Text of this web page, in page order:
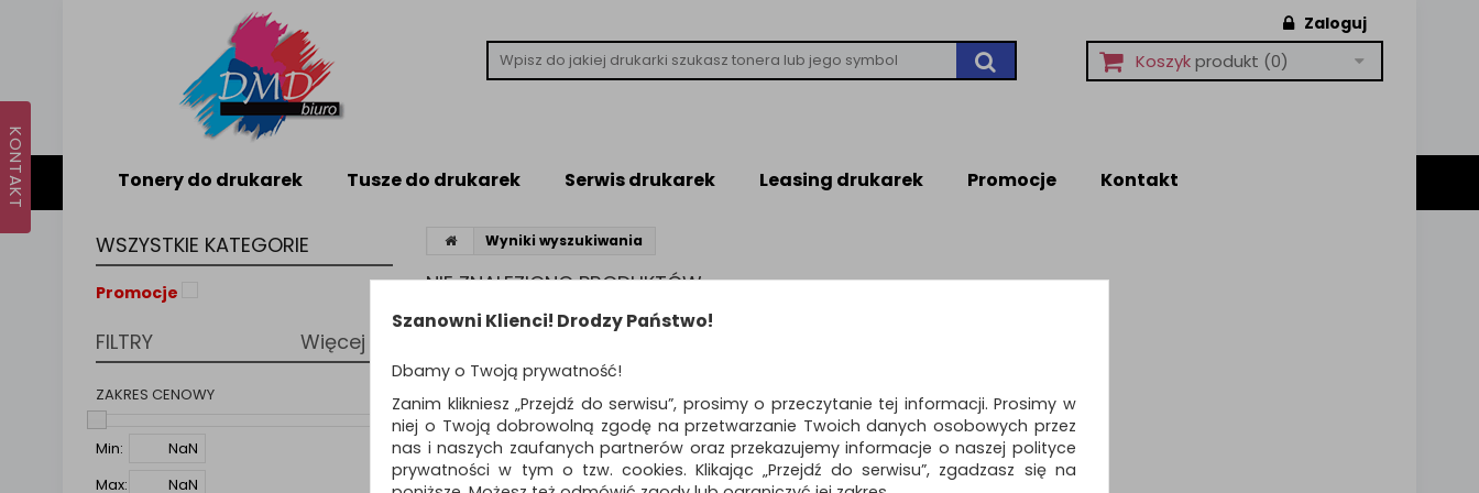
Zaloguj
Koszykprodukt (0)
Tonery do drukarek Tusze do drukarek Serwis drukarek Leasing drukarek Promocje Kontakt
WSZYSTKIE KATEGORIE
Promocje
FILTRY Więcej
ZAKRES CENOWY
Min:
Max:
Wyniki wyszukiwania
NIE ZNALEZIONO PRODUKTÓW
Nie odnaleziono produktów wg przyjętych kryteriów
Zmień kryteria wyszukiwania zaznaczając inne filtry i wyszukaj ponownie
Sprawdź, czy wszystkie słowa zostały poprawnie napisane.
Spróbuj użyć innych słów kluczowych.
Szanowni Klienci! Drodzy Państwo!
Dbamy o Twoją prywatność!
Zanim klikniesz „Przejdź do serwisu”, prosimy o przeczytanie tej informacji. Prosimy w
niej o Twoją dobrowolną zgodę na przetwarzanie Twoich danych osobowych przez
nas i naszych zaufanych partnerów oraz przekazujemy informacje o naszej polityce
prywatności w tym o tzw. cookies. Klikając „Przejdź do serwisu”, zgadzasz się na